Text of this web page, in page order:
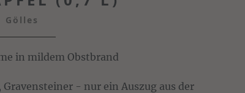
Gölles
in mildem Obstbrand
- nur ein Auszug aus der